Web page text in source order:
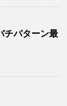
チパターン最